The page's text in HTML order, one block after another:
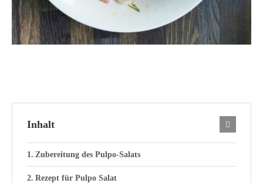
Inhalt
Zubereitung des Pulpo-Salats
Rezept für Pulpo Salat